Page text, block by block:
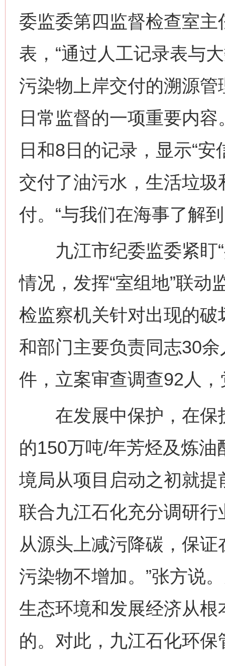
委监委第四监督检查室
表，“通过人工记录表与
污染物上岸交付的溯源
日常监督的一项重要内
日和8日的记录，显示“安
交付了油污水，生活垃
付。“与我们在海事了解
九江市纪委监委紧盯“
情况，发挥“室组地”联动
检监察机关针对出现的
和部门主要负责同志30
件，立案审查调查92人
在发展中保护，在保
的150万吨/年芳烃及炼
境局从项目启动之初就
联合九江石化充分调研
从源头上减污降碳，保
污染物不增加。”张方说
生态环境和发展经济从
的。对此，九江石化环